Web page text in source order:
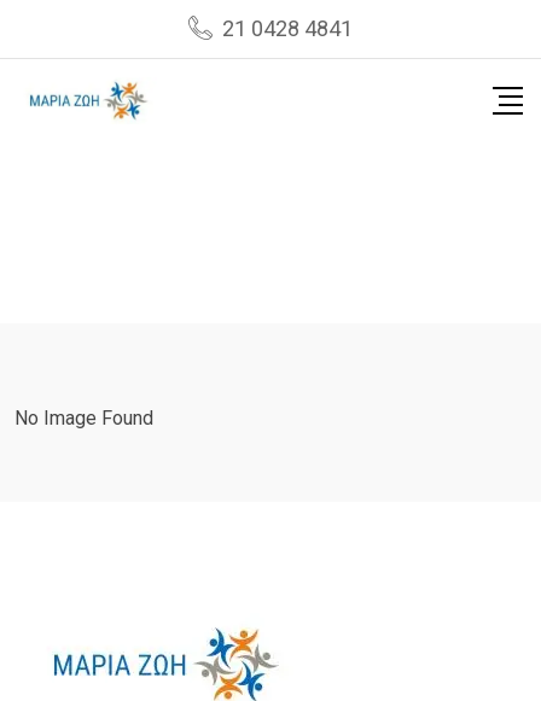
21 0428 4841
No Image Found